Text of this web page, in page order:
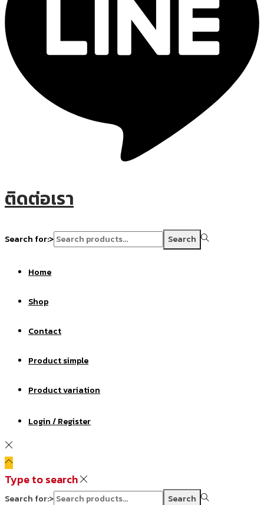
ติดต่อเรา
Search for:> Search
Home
Shop
Contact
Product simple
Product variation
Login / Register
Type to search
Search for:> Search